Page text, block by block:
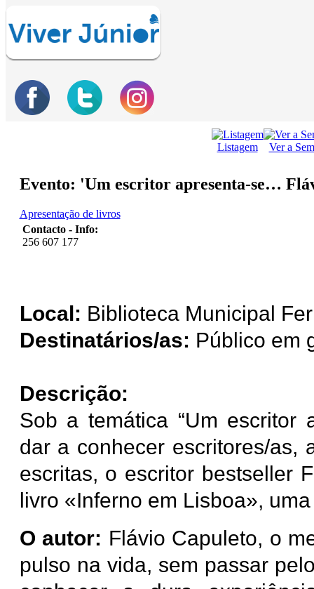
Listagem Ver a
Evento: 'Um escritor apresenta-se…
Apresentação de livros
Contacto - Info:
256 607 177
Local: Biblioteca Municipal
Destinatários/as: Público em
Descrição:
Sob a temática “Um escritor
dar a conhecer escritores/as,
escritas, o escritor bestseller
livro «Inferno em Lisboa»,
O autor: Flávio Capuleto, o
pulso na vida, sem passar